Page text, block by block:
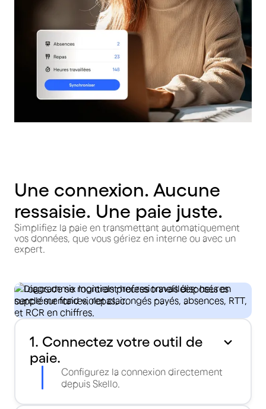
Une connexion. Aucune
ressaisie. Une paie juste.
Simplifiez la paie en transmettant automatiquement
vos données, que vous gériez en interne ou avec un
expert.
1. Connectez votre outil de
paie.
Configurez la connexion directement
depuis Skello.